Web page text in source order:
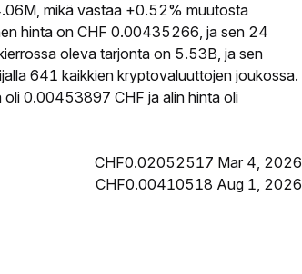
mikä vastaa +0.52% muutosta
hinta on CHF 0.00435266, ja sen 24
oleva tarjonta on 5.53B, ja sen
641 kaikkien kryptovaluuttojen joukossa.
0.00453897 CHF ja alin hinta oli
CHF0.02052517 Mar 4, 2026
CHF0.00410518 Aug 1, 2026